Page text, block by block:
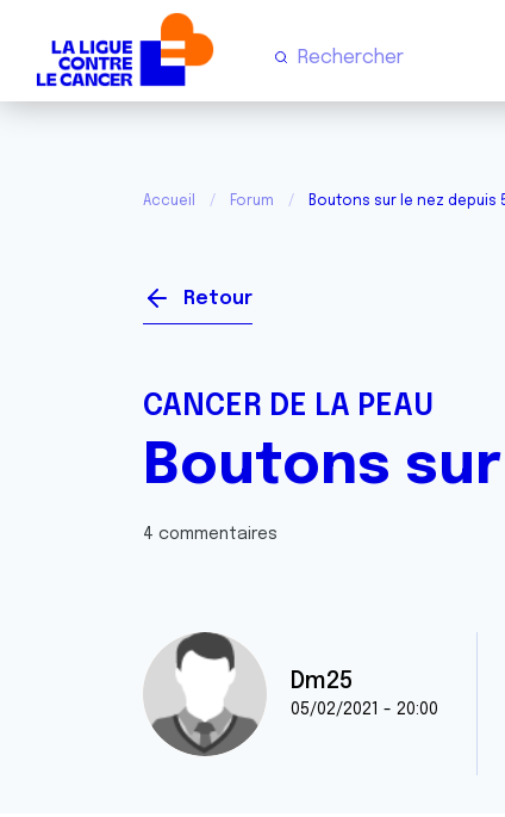
Accueil Forum Boutons sur le nez depuis
Retour
CANCER DE LA PEAU
Boutons
4 commentaires
Dm25
05/02/2021 - 20:00